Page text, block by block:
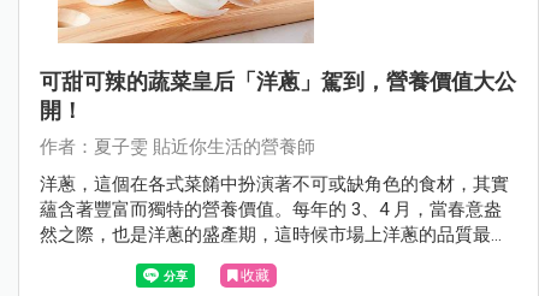
可甜可辣的蔬菜皇后「洋蔥」駕到，營養價值大公
開！
作者：夏子雯 貼近你生活的營養師
洋蔥，這個在各式菜餚中扮演著不可或缺角色的食材，其實
蘊含著豐富而獨特的營養價值。每年的 3、4 月，當春意盎
然之際，也是洋蔥的盛產期，這時候市場上洋蔥的品質最為
鮮嫩，口感最佳。
收藏